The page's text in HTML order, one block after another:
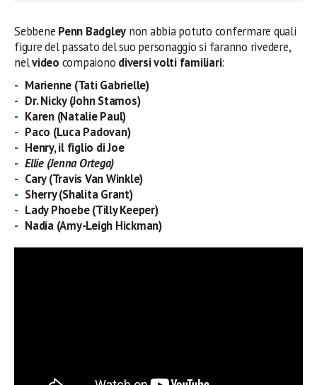
Sebbene Penn Badgley non abbia potuto confermare quali
figure del passato del suo personaggio si faranno rivedere,
nelvideo compaiono diversi volti familiari:
Marienne (Tati Gabrielle)
Dr. Nicky (John Stamos)
Karen (Natalie Paul)
Paco (Luca Padovan)
Henry, il figlio di Joe
Ellie (Jenna Ortega)
Cary (Travis Van Winkle)
Sherry (Shalita Grant)
Lady Phoebe (Tilly Keeper)
Nadia (Amy-Leigh Hickman)